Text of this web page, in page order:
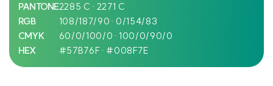
PANTONE
RGB
CMYK
HEX
2285 C
2271 C
108/187/90
0/154/83
60/0/100/0 100/0/90/0
#57B76F #008F7E